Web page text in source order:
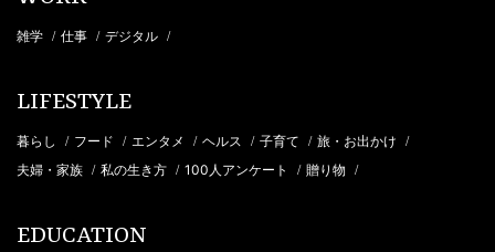
雑学 / 仕事 / デジタル /
LIFESTYLE
暮らし / フード / エンタメ / ヘルス / 子育て / 旅・お出かけ /
夫婦・家族 / 私の生き方 / 100人アンケート / 贈り物 /
EDUCATION